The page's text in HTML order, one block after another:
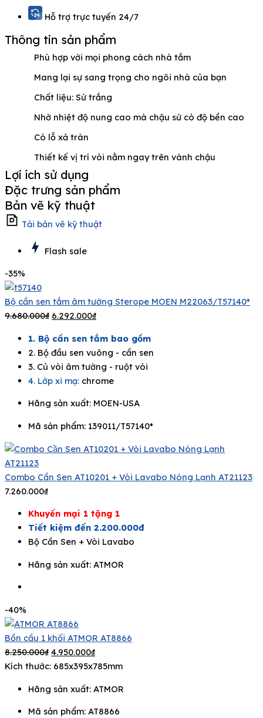
Hỗ trợ trực tuyến 24/7
Thông tin sản phẩm
Phù hợp với mọi phong cách nhà tắm
Mang lại sự sang trọng cho ngôi nhà của bạn
Chất liệu: Sứ trắng
Nhờ nhiệt độ nung cao mà chậu sứ có độ bền cao
Có lỗ xả tràn
Thiết kế vị trí vòi nằm ngay trên vành chậu
Lợi ích sử dụng
Đặc trưng sản phẩm
Bản vẽ kỹ thuật
Tải bản vẽ kỹ thuật
Flash sale
-35%
Bộ cần sen tắm âm tường Sterope MOEN M22063/T57140*
9.680.000₫ 6.292.000₫
1. Bộ cần sen tắm bao gồm
2. Bộ đầu sen vuông - cần sen
3. Củ vòi âm tường - ruột vòi
4. Lớp xi mạ: chrome
Hãng sản xuất: MOEN-USA
Mã sản phẩm: 139011/T57140*
Combo Cần Sen AT10201 + Vòi Lavabo Nóng Lạnh AT21123
7.260.000₫
Khuyến mại 1 tặng 1
Tiết kiệm đến 2.200.000đ
Bộ Cần Sen + Vòi Lavabo
Hãng sản xuất: ATMOR
-40%
Bồn cầu 1 khối ATMOR AT8866
8.250.000₫ 4.950.000₫
Kích thước: 685x395x785mm
Hãng sản xuất: ATMOR
Mã sản phẩm: AT8866